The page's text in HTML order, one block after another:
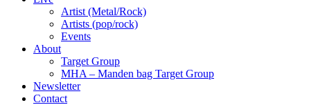
Artist (Metal/Rock)
Artists (pop/rock)
Events
About
Target Group
MHA – Manden bag Target Group
Newsletter
Contact